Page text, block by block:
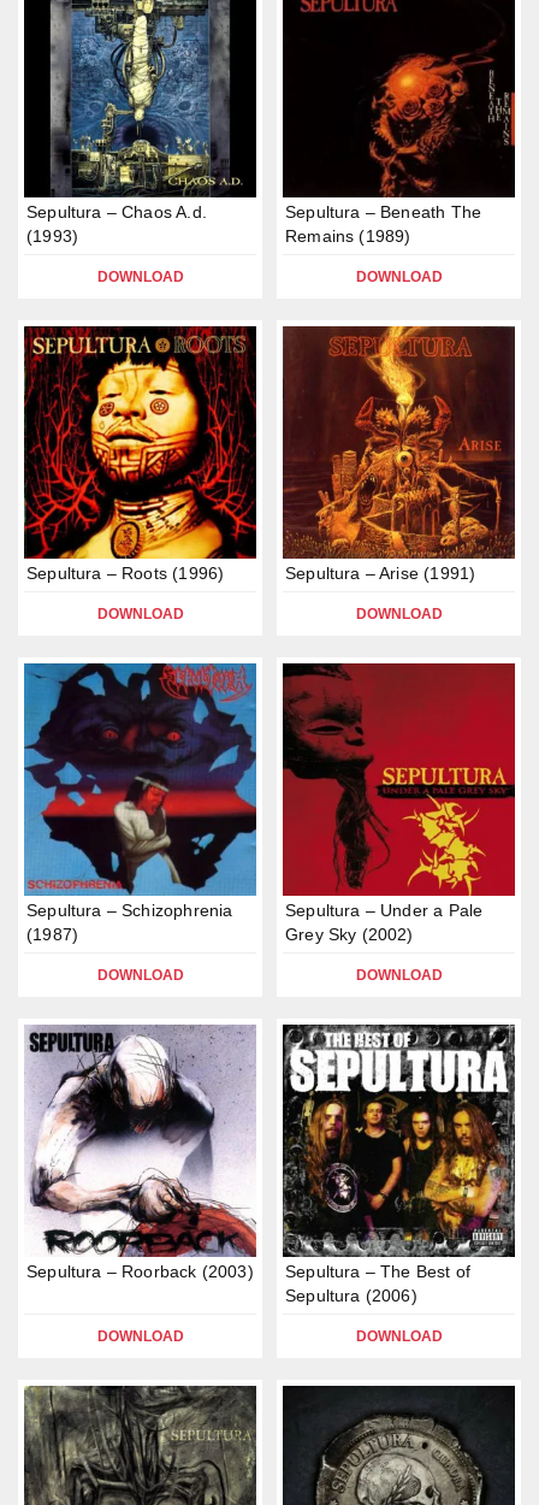
Sepultura – Chaos A.d.
(1993)
DOWNLOAD
Sepultura – Beneath The
Remains (1989)
DOWNLOAD
Sepultura – Roots (1996)
DOWNLOAD
Sepultura – Arise (1991)
DOWNLOAD
Sepultura – Schizophrenia
(1987)
DOWNLOAD
Sepultura – Under a Pale
Grey Sky (2002)
DOWNLOAD
Sepultura – Roorback (2003)
DOWNLOAD
Sepultura – The Best of
Sepultura (2006)
DOWNLOAD